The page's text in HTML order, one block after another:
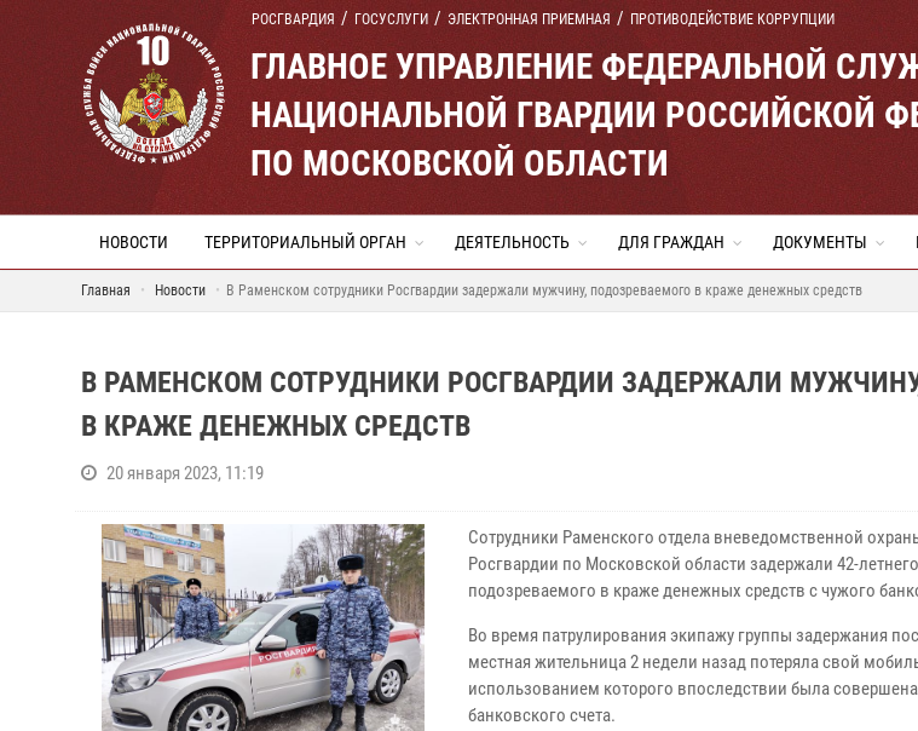
РОСГВАРДИЯ ГОСУСЛУГИ ЭЛЕКТРОННАЯ ПРИЕМНАЯ ПРОТИВОДЕЙСТВИЕ КОРРУПЦИИ
ГЛАВНОЕ УПРАВЛЕНИЕ ФЕДЕРАЛЬНОЙ
НАЦИОНАЛЬНОЙ ГВАРДИИ РОССИЙСКОЙ
ПО МОСКОВСКОЙ ОБЛАСТИ
НОВОСТИ ТЕРРИТОРИАЛЬНЫЙ ОРГАН ДЕЯТЕЛЬНОСТЬ ДЛЯ ГРАЖДАН ДОКУМЕНТЫ
Главная Новости В Раменском сотрудники Росгвардии задержали мужчину, подозреваемого в краже денежных средств
В РАМЕНСКОМ СОТРУДНИКИ РОСГВАРДИИ ЗАДЕРЖАЛИ
В КРАЖЕ ДЕНЕЖНЫХ СРЕДСТВ
20 января 2023, 11:19
Сотрудники Раменского отдела вневедомственной
Росгвардии по Московской области задержали 42-
подозреваемого в краже денежных средств с чужого
Во время патрулирования экипажу группы задержания
местная жительница 2 недели назад потеряла свой
использованием которого впоследствии была совершена
банковского счета.